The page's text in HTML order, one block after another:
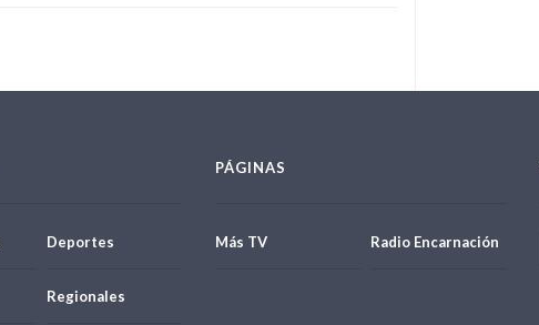
Deportes
Regionales
PÁGINAS
Más TV Radio Encarnación